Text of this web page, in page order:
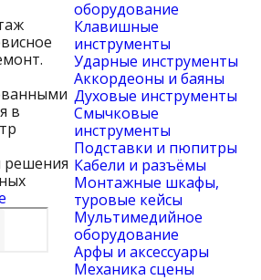
в
решения
оборудование
Клавишные
инструменты
Ударные инструменты
Аккордеоны и баяны
Духовые инструменты
Смычковые
инструменты
Подставки и пюпитры
Кабели и разъёмы
Монтажные шкафы,
туровые кейсы
Мультимедийное
оборудование
Арфы и аксессуары
Механика сцены